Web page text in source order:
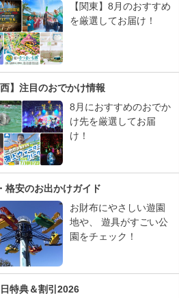
【関東】8月のおすすめ
を厳選してお届け！
西】注目のおでかけ情報
8月におすすめのおでか
け先を厳選してお届
け！
格安のお出かけガイド
お財布にやさしい遊園
地や、 遊具がすごい公
園をチェック！
特典＆割引2026